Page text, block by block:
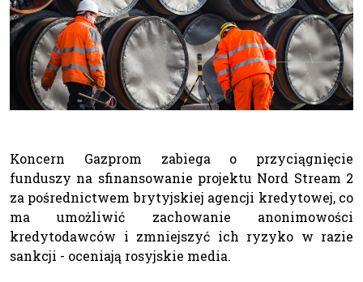
Koncern Gazprom zabiega o przyciągnięcie
funduszy na sfinansowanie projektu Nord Stream 2
za pośrednictwem brytyjskiej agencji kredytowej, co
ma umożliwić zachowanie anonimowości
kredytodawców i zmniejszyć ich ryzyko w razie
sankcji - oceniają rosyjskie media.